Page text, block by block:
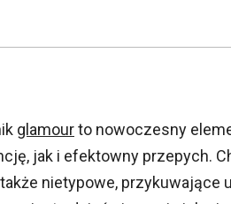
glamourto nowoczesny
jak i efektowny przepych.
nietypowe, przykuwające